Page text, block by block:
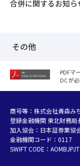
合併に関するお知ら
その他
紛失した場合
個人データおよび法人情
マネー・ローンダリング
販売勧誘方針
お客さまの資産形成支援
PDFマ
DC が
商号等：株式会社青
登録金融機関 東北財
加入協会：日本証券
金融機関コード：0117
SWIFT CODE：AOMBJPJT